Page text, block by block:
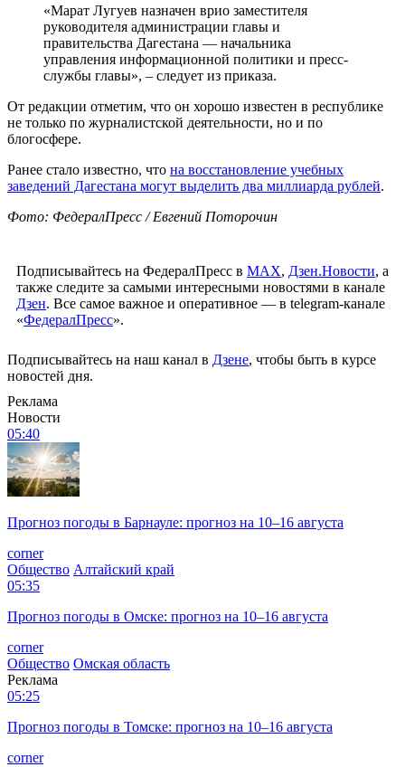
«Марат Лугуев назначен врио заместителя
руководителя администрации главы и
правительства Дагестана — начальника
управления информационной политики и пресс-
службы главы», – следует из приказа.
От редакции отметим, что он хорошо известен в республике
не только по журналистской деятельности, но и по
блогосфере.
Ранее стало известно, что на восстановление учебных
заведений Дагестана могут выделить два миллиарда рублей.
Фото: ФедералПресс / Евгений Поторочин
Подписывайтесь на ФедералПресс в МАХ, Дзен.Новости, а
также следите за самыми интересными новостями в канале
Дзен. Все самое важное и оперативное — в telegram-канале
«ФедералПресс».
Подписывайтесь на наш канал в Дзене, чтобы быть в курсе
новостей дня.
Реклама
Новости
05:40
Прогноз погоды в Барнауле: прогноз на 10–16 августа
corner
Общество Алтайский край
05:35
Прогноз погоды в Омске: прогноз на 10–16 августа
corner
Общество Омская область
Реклама
05:25
Прогноз погоды в Томске: прогноз на 10–16 августа
corner